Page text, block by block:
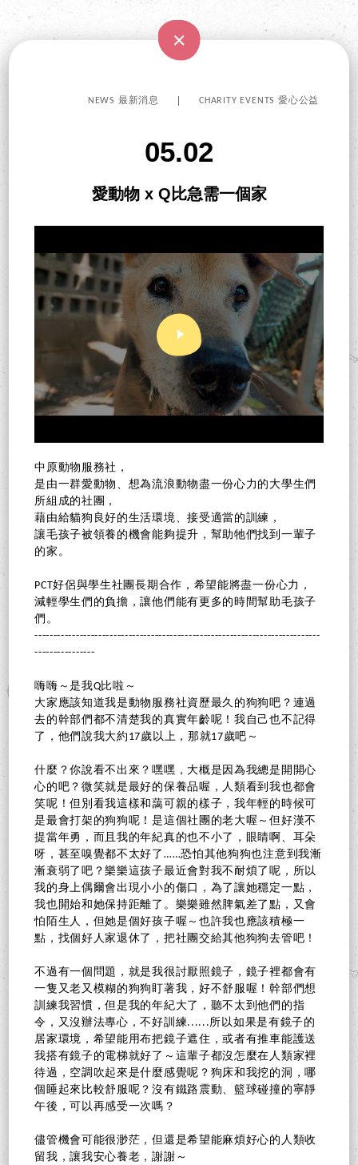
NEWS 最新消息 CHARITY EVENTS 愛心公益
05.02
愛動物 x Q比急需一個家
中原動物服務社，
是由一群愛動物、想為流浪動物盡一份心力的大學生們
所組成的社團，
藉由給貓狗良好的生活環境、接受適當的訓練，
讓毛孩子被領養的機會能夠提升，幫助牠們找到一輩子
的家。
PCT好侶與學生社團長期合作，希望能將盡一份心力，
減輕學生們的負擔，讓他們能有更多的時間幫助毛孩子
們。
----------------------------------------------------------------------------
----------------
嗨嗨～是我Q比啦～
大家應該知道我是動物服務社資歷最久的狗狗吧？連過
去的幹部們都不清楚我的真實年齡呢！我自己也不記得
了，他們說我大約17歲以上，那就17歲吧～
什麼？你說看不出來？嘿嘿，大概是因為我總是開開心
心的吧？微笑就是最好的保養品喔，人類看到我也都會
笑呢！但別看我這樣和藹可親的樣子，我年輕的時候可
是最會打架的狗狗呢！是這個社團的老大喔～但好漢不
提當年勇，而且我的年紀真的也不小了，眼睛啊、耳朵
呀，甚至嗅覺都不太好了……恐怕其他狗狗也注意到我漸
漸衰弱了吧？樂樂這孩子最近會對我不耐煩了呢，所以
我的身上偶爾會出現小小的傷口，為了讓她穩定一點，
我也開始和她保持距離了。樂樂雖然脾氣差了點，又會
怕陌生人，但她是個好孩子喔～也許我也應該積極一
點，找個好人家退休了，把社團交給其他狗狗去管吧！
不過有一個問題，就是我很討厭照鏡子，鏡子裡都會有
一隻又老又模糊的狗狗盯著我，好不舒服喔！幹部們想
訓練我習慣，但是我的年紀大了，聽不太到他們的指
令，又沒辦法專心，不好訓練......所以如果是有鏡子的
居家環境，希望能用布把鏡子遮住，或者有推車能護送
我搭有鏡子的電梯就好了～這輩子都沒怎麼在人類家裡
待過，空調吹起來是什麼感覺呢？狗床和我挖的洞，哪
個睡起來比較舒服呢？沒有鐵路震動、籃球碰撞的寧靜
午後，可以再感受一次嗎？
儘管機會可能很渺茫，但還是希望能麻煩好心的人類收
留我，讓我安心養老，謝謝～